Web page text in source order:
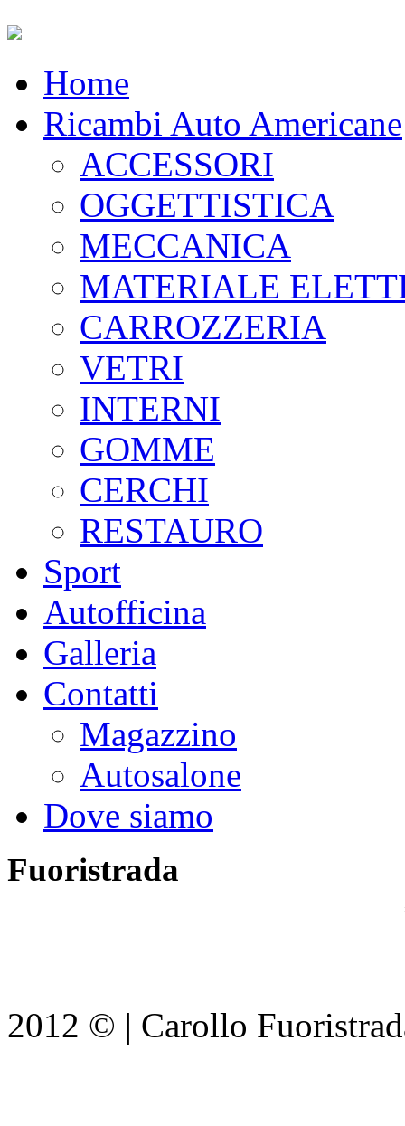
Home
Ricambi Auto Americane
ACCESSORI
OGGETTISTICA
MECCANICA
MATERIALE
CARROZZERIA
VETRI
INTERNI
GOMME
CERCHI
RESTAURO
Sport
Autofficina
Galleria
Contatti
Magazzino
Autosalone
Dove siamo
Fuoristrada
2012 © | Carollo